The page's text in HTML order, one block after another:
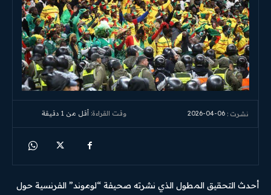
نشرت : 2026-04-06 وقت القراءة: أقل من 1 دقيقة
أحدث التحقيق المطول الذي نشرته صحيفة “لوموند” الفرنسية حول